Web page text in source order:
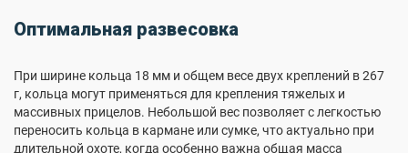
Оптимальная развесовка
При ширине кольца 18 мм и общем весе двух креплений в 267
г, кольца могут применяться для крепления тяжелых и
массивных прицелов. Небольшой вес позволяет с легкостью
переносить кольца в кармане или сумке, что актуально при
длительной охоте, когда особенно важна общая масса